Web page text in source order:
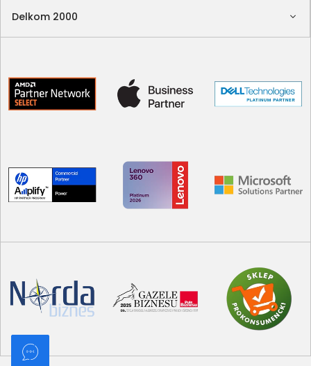
Delkom 2000